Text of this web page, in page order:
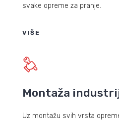
svake opreme za pranje.
VIŠE
Montaža
Uz montažu svih vrsta